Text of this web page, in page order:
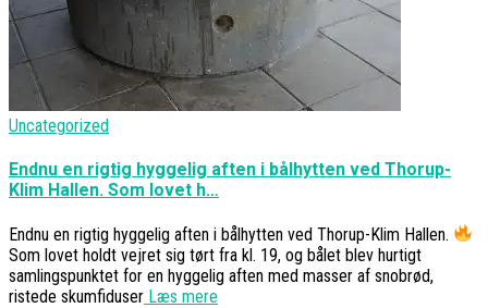
Uncategorized
Endnu en rigtig hyggelig aften i bålhytten ved Thorup-
Klim Hallen. Som lovet h…
Endnu en rigtig hyggelig aften i bålhytten ved Thorup-Klim Hallen.
Som lovet holdt vejret sig tørt fra kl. 19, og bålet blev hurtigt
samlingspunktet for en hyggelig aften med masser af snobrød,
ristede skumfiduser Læs mere